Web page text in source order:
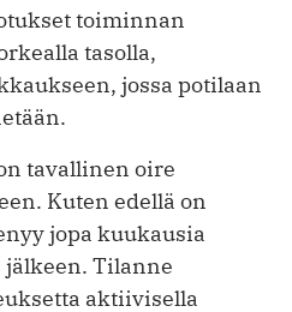
toiminnan
tasolla,
jossa potilaan
tavallinen oire
Kuten edellä on
jopa kuukausia
Tilanne
aktiivisella